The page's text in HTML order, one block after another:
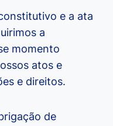
e a ata
a
momento
atos e
e direitos.
de